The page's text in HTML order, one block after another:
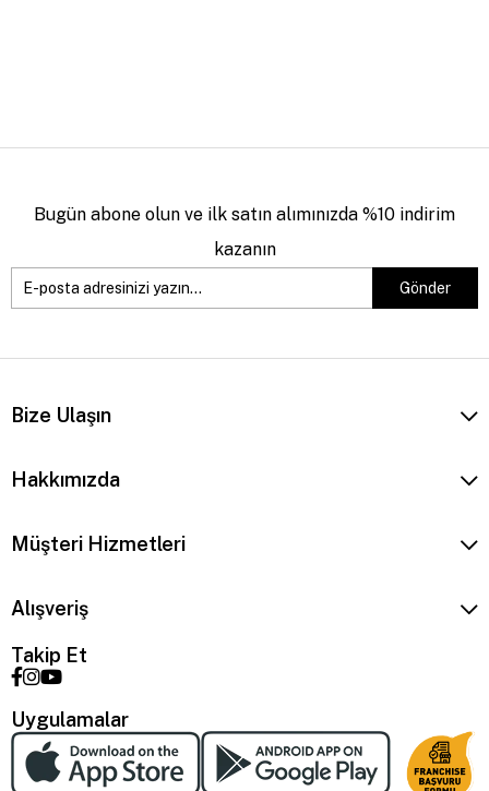
Bugün abone olun ve ilk satın alımınızda %10 indirim
kazanın
Gönder
Bize Ulaşın
Hakkımızda
Müşteri Hizmetleri
Alışveriş
Takip Et
Uygulamalar